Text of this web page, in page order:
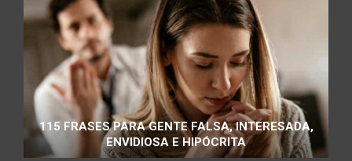
115 FRASES PARA GENTE FALSA, INTERESADA,
ENVIDIOSA E HIPÓCRITA